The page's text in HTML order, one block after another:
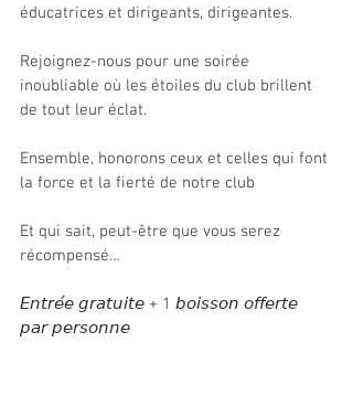
éducatrices et dirigeants, dirigeantes.
Rejoignez-nous pour une soirée
inoubliable où les étoiles du club brillent
de tout leur éclat.
Ensemble, honorons ceux et celles qui font
la force et la fierté de notre club
Et qui sait, peut-être que vous serez
récompensé…
𝘌𝘯𝘵𝘳𝘦́𝘦 𝘨𝘳𝘢𝘵𝘶𝘪𝘵𝘦 + 1 𝘣𝘰𝘪𝘴𝘴𝘰𝘯 𝘰𝘧𝘧𝘦𝘳𝘵𝘦
𝘱𝘢𝘳 𝘱𝘦𝘳𝘴𝘰𝘯𝘯𝘦